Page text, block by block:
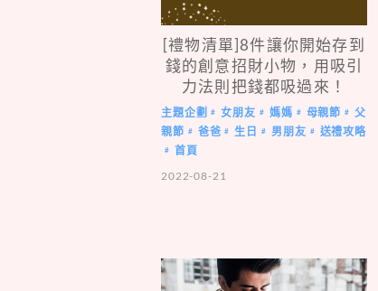
[禮物清單]8件讓你開始存到
錢的創意招財小物，用吸引
力法則把錢都吸過來！
主題企劃 # 女朋友 # 媽媽 # 母親節 #
父
親節 # 爸爸 # 生日 # 男朋友 # 送禮攻略
# 首頁
2022-08-21